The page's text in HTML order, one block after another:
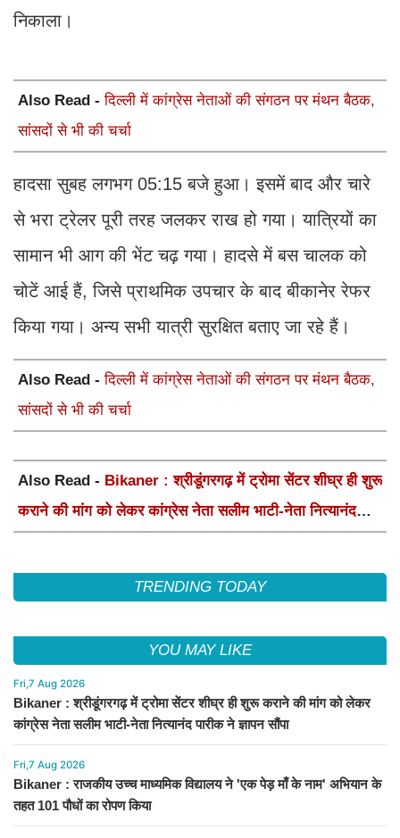
निकाला।
Also Read -दिल्ली में कांग्रेस नेताओं की संगठन पर मंथन बैठक,
सांसदों से भी की चर्चा
हादसा सुबह लगभग 05:15 बजे हुआ। इसमें बाद और चारे
से भरा ट्रेलर पूरी तरह जलकर राख हो गया। यात्रियों का
सामान भी आग की भेंट चढ़ गया। हादसे में बस चालक को
चोटें आई हैं, जिसे प्राथमिक उपचार के बाद बीकानेर रेफर
किया गया। अन्य सभी यात्री सुरक्षित बताए जा रहे हैं।
Also Read -दिल्ली में कांग्रेस नेताओं की संगठन पर मंथन बैठक,
सांसदों से भी की चर्चा
Also Read - Bikaner : श्रीडूंगरगढ़ में ट्रोमा सेंटर शीघ्र ही शुरू
कराने की मांग को लेकर कांग्रेस नेता सलीम भाटी-नेता नित्यानंद
TRENDING TODAY
YOU MAY LIKE
Fri,7 Aug 2026
Bikaner : श्रीडूंगरगढ़ में ट्रोमा सेंटर शीघ्र ही शुरू कराने की मांग को लेकर
कांग्रेस नेता सलीम भाटी-नेता नित्यानंद पारीक ने ज्ञापन सौंपा
Fri,7 Aug 2026
Bikaner : राजकीय उच्च माध्यमिक विद्यालय ने 'एक पेड़ माँ के नाम' अभियान के
तहत 101 पौधों का रोपण किया